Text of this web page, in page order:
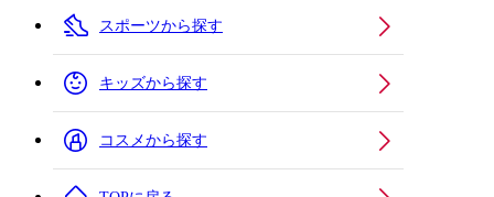
スポーツから探す
キッズから探す
コスメから探す